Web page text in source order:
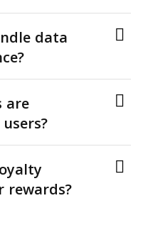
data
are
rewards?